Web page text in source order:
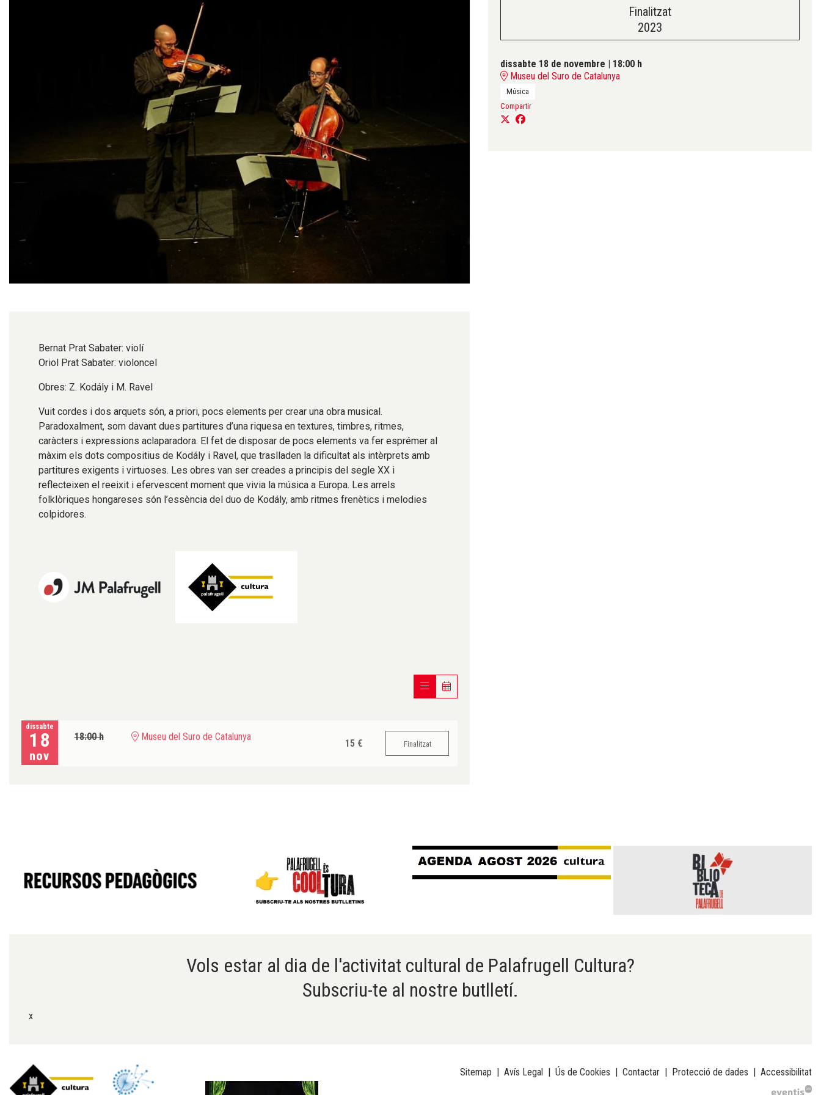
Finalitzat
2023
dissabte 18 de novembre | 18:00 h
Museu del Suro de Catalunya
Música
Compartir
Bernat Prat Sabater: violí
Oriol Prat Sabater: violoncel
Obres: Z. Kodály i M. Ravel
Vuit cordes i dos arquets són, a priori, pocs elements per crear una obra musical.
Paradoxalment, som davant dues partitures d’una riquesa en textures, timbres, ritmes,
caràcters i expressions aclaparadora. El fet de disposar de pocs elements va fer esprémer al
màxim els dots compositius de Kodály i Ravel, que traslladen la dificultat als intèrprets amb
partitures exigents i virtuoses. Les obres van ser creades a principis del segle XX i
reflecteixen el reeixit i efervescent moment que vivia la música a Europa. Les arrels
folklòriques hongareses són l’essència del duo de Kodály, amb ritmes frenètics i melodies
colpidores.
dissabte
18
nov
18:00 h Museu del Suro de Catalunya
15 € Finalitzat
Vols estar al dia de l'activitat cultural de Palafrugell Cultura?
Subscriu-te al nostre butlletí.
x
Sitemap Avís Legal Ús de Cookies Contactar Protecció de dades Accessibilitat